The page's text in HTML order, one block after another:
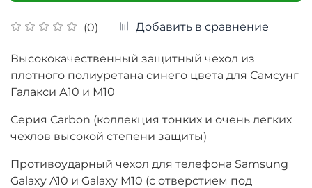
(0) Добавить в сравнение
Высококачественный защитный чехол из
плотного полиуретана синего цвета для Самсунг
Галакси А10 и М10
Серия Carbon (коллекция тонких и очень легких
чехлов высокой степени защиты)
Противоударный чехол для телефона Samsung
Galaxy A10 и Galaxy M10 (с отверстием под